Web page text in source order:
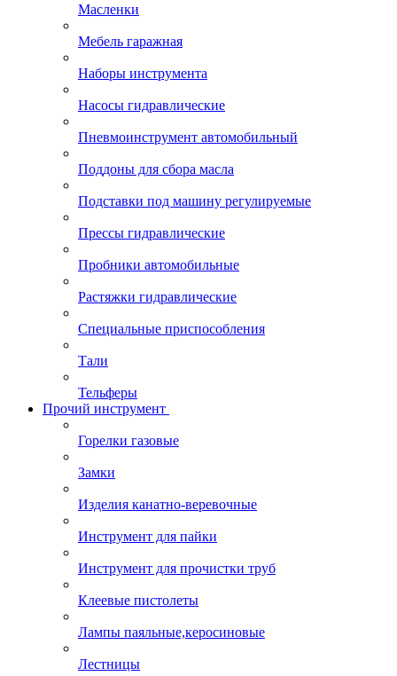
Масленки
Мебель гаражная
Наборы инструмента
Насосы гидравлические
Пневмоинструмент автомобильный
Поддоны для сбора масла
Подставки под машину регулируемые
Прессы гидравлические
Пробники автомобильные
Растяжки гидравлические
Специальные приспособления
Тали
Тельферы
Прочий инструмент
Горелки газовые
Замки
Изделия канатно-веревочные
Инструмент для пайки
Инструмент для прочистки труб
Клеевые пистолеты
Лампы паяльные,керосиновые
Лестницы